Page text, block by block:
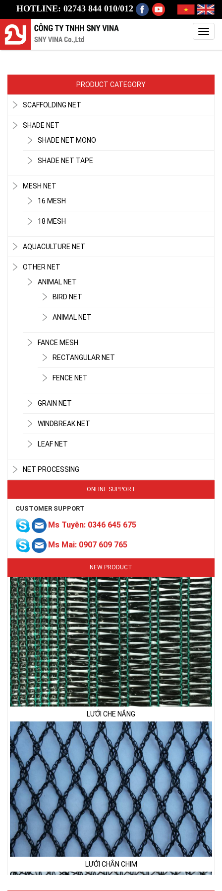
HOTLINE: 02743 844 010/012
PRODUCT CATEGORY
SCAFFOLDING NET
SHADE NET
SHADE NET MONO
SHADE NET TAPE
MESH NET
16 MESH
18 MESH
AQUACULTURE NET
OTHER NET
ANIMAL NET
BIRD NET
ANIMAL NET
FANCE MESH
RECTANGULAR NET
FENCE NET
GRAIN NET
WINDBREAK NET
LEAF NET
NET PROCESSING
ONLINE SUPPORT
CUSTOMER SUPPORT
Ms Tuyên: 0346 645 675
Ms Mai: 0907 609 765
NEW PRODUCT
LƯỚI CHE NẮNG
LƯỚI CHẮN CHIM